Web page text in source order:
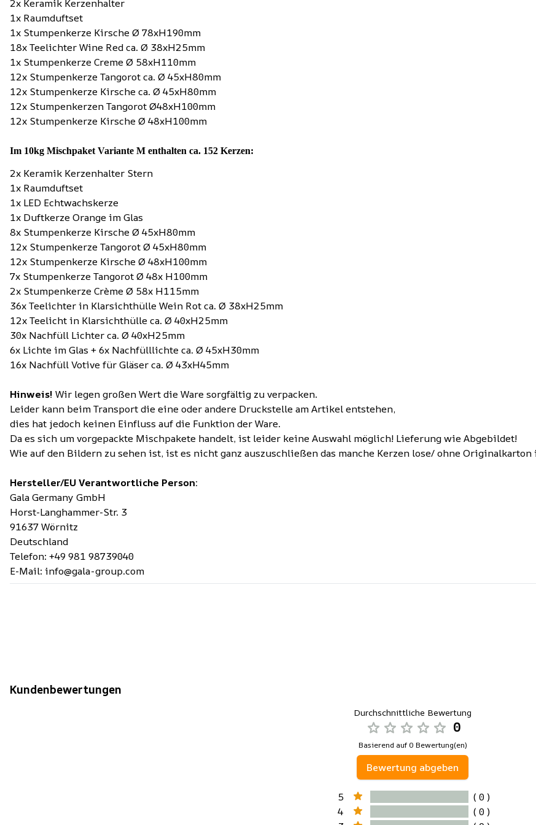
2x Keramik Kerzenhalter
1x Raumduftset
1x Stumpenkerze Kirsche Ø 78xH190mm
18x Teelichter Wine Red ca. Ø 38xH25mm
1x Stumpenkerze Creme Ø 58xH110mm
12x Stumpenkerze Tangorot ca. Ø 45xH80mm
12x Stumpenkerze Kirsche ca. Ø 45xH80mm
12x Stumpenkerzen Tangorot Ø48xH100mm
12x Stumpenkerze Kirsche Ø 48xH100mm
Im 10kg Mischpaket Variante M enthalten ca. 152 Kerzen:
2x Keramik Kerzenhalter Stern
1x Raumduftset
1x LED Echtwachskerze
1x Duftkerze Orange im Glas
8x Stumpenkerze Kirsche Ø 45xH80mm
12x Stumpenkerze Tangorot Ø 45xH80mm
12x Stumpenkerze Kirsche Ø 48xH100mm
7x Stumpenkerze Tangorot Ø 48x H100mm
2x Stumpenkerze Crème Ø 58x H115mm
36x Teelichter in Klarsichthülle Wein Rot ca. Ø 38xH25mm
12x Teelicht in Klarsichthülle ca. Ø 40xH25mm
30x Nachfüll Lichter ca. Ø 40xH25mm
6x Lichte im Glas + 6x Nachfülllichte ca. Ø 45xH30mm
16x Nachfüll Votive für Gläser ca. Ø 43xH45mm
Hinweis! Wir legen großen Wert die Ware sorgfältig zu verpacken.
Leider kann beim Transport die eine oder andere Druckstelle am Artikel entstehen,
dies hat jedoch keinen Einfluss auf die Funktion der Ware.
Da es sich um vorgepackte Mischpakete handelt, ist leider keine Auswahl möglich! Lieferung wie Abgebildet!
Wie auf den Bildern zu sehen ist, ist es nicht ganz auszuschließen das manche Kerzen lose/ ohne
Hersteller/EU Verantwortliche Person:
Gala Germany GmbH
Horst-Langhammer-Str. 3
91637 Wörnitz
Deutschland
Telefon: +49 981 98739040
E-Mail: info@gala-group.com
Kundenbewertungen
Durchschnittliche Bewertung
0
Basierend auf 0 Bewertung(en)
Bewertung abgeben
5
( 0 )
4
( 0 )